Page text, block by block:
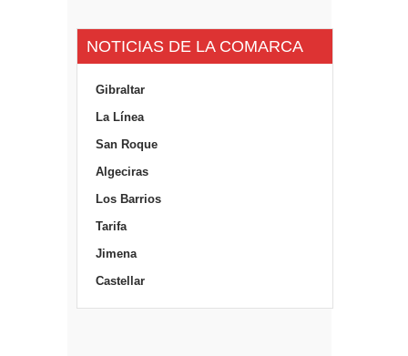
NOTICIAS DE LA COMARCA
Gibraltar
La Línea
San Roque
Algeciras
Los Barrios
Tarifa
Jimena
Castellar